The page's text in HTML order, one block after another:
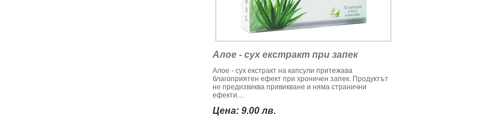
Алое - сух екстракт при запек
Алое - сух екстракт на капсули притежава
благоприятен ефект при хроничен запек. Продуктът
не предизвиква привикване и няма странични
ефекти....
Цена: 9.00 лв.